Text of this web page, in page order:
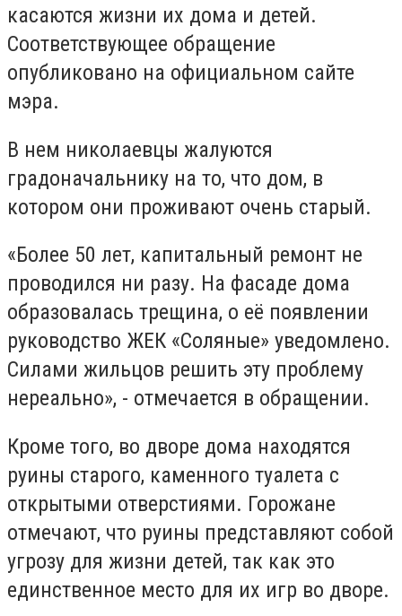
касаются жизни их дома и детей.
Соответствующее обращение
опубликовано на официальном сайте
мэра.
В нем николаевцы жалуются
градоначальнику на то, что дом, в
котором они проживают очень старый.
«Более 50 лет, капитальный ремонт не
проводился ни разу. На фасаде дома
образовалась трещина, о её появлении
руководство ЖЕК «Соляные» уведомлено.
Силами жильцов решить эту проблему
нереально», - отмечается в обращении.
Кроме того, во дворе дома находятся
руины старого, каменного туалета с
открытыми отверстиями. Горожане
отмечают, что руины представляют собой
угрозу для жизни детей, так как это
единственное место для их игр во дворе.